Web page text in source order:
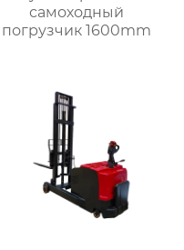
самоходный
погрузчик 1600mm